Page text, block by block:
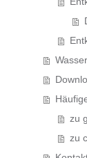
zu
zu